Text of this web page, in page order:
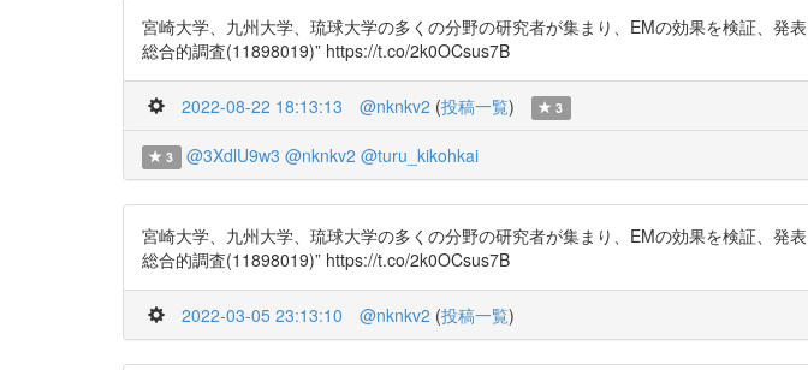
宮崎大学、九州大学、琉球大学の多くの分野の研究者が集まり、EMの効果を検証、発
総合的調査(11898019)” https://t.co/2k0OCsus7B
2022-08-22 18:13:13 @nknkv2 (投稿一覧) 3
3 @3XdlU9w3 @nknkv2 @turu_kikohkai
宮崎大学、九州大学、琉球大学の多くの分野の研究者が集まり、EMの効果を検証、発
総合的調査(11898019)” https://t.co/2k0OCsus7B
2022-03-05 23:13:10 @nknkv2 (投稿一覧)